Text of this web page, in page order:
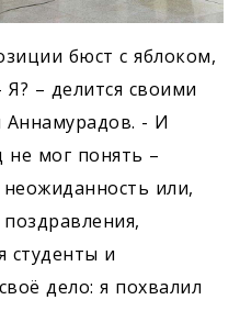
бюст с яблоком,
– делится своими
Аннамурадов. - И
не мог понять –
неожиданность или,
студенты и
дело: я похвалил